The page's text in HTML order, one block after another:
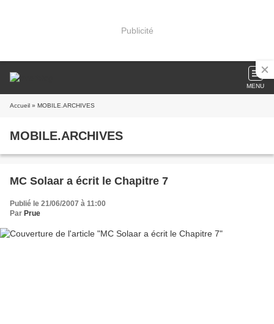
Publicité
MENU
Accueil » MOBILE.ARCHIVES
MOBILE.ARCHIVES
MC Solaar a écrit le Chapitre 7
Publié le 21/06/2007 à 11:00
Par Prue